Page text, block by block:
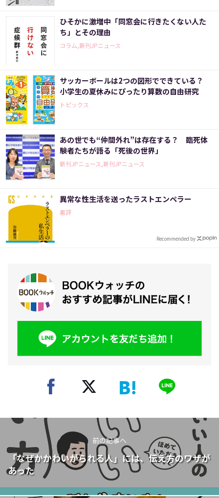
ひそかに激増中「同窓会に行きたくない人た
ち」とその理由
コラム,新刊JPニュース
サッカーボールは2つの図形でできている？
小学生の夏休みにぴったり算数の自由研究
トピックス
あの世でも“仲間外れ”は存在する？ 臨死体
験者たちが語る「死後の世界」
新刊JPニュース,新刊JPニュース
異常な性生活を送ったラストエンペラー
書評
Recommended by
前の記事へ
「なぜかかわいがられる人」には、伝え方のワザが
あった